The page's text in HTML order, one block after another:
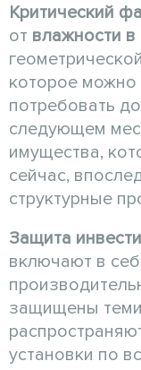
Критический
от влажности в
которое можно
потребовать
следующем
имущества,
сейчас,
структурные
Защита
включают в
защищены
установки по